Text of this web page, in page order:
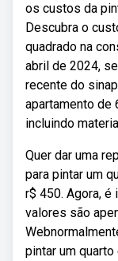
os custos da
Descubra o
quadrado na
abril de 2024,
recente do
apartamento de
incluindo
Quer dar uma
para pintar um
r$ 450. Agora,
valores são
pintar um